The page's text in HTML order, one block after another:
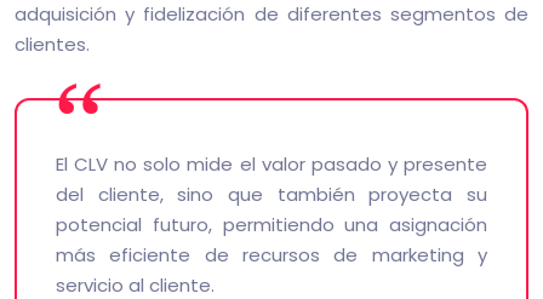
adquisición y fidelización de diferentes segmentos de
clientes.
El CLV no solo mide el valor pasado y presente
del cliente, sino que también proyecta su
potencial futuro, permitiendo una asignación
más eficiente de recursos de marketing y
servicio al cliente.